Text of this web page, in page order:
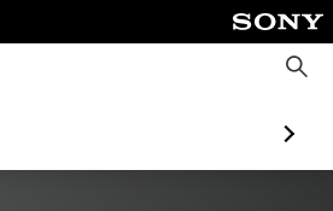
検
索